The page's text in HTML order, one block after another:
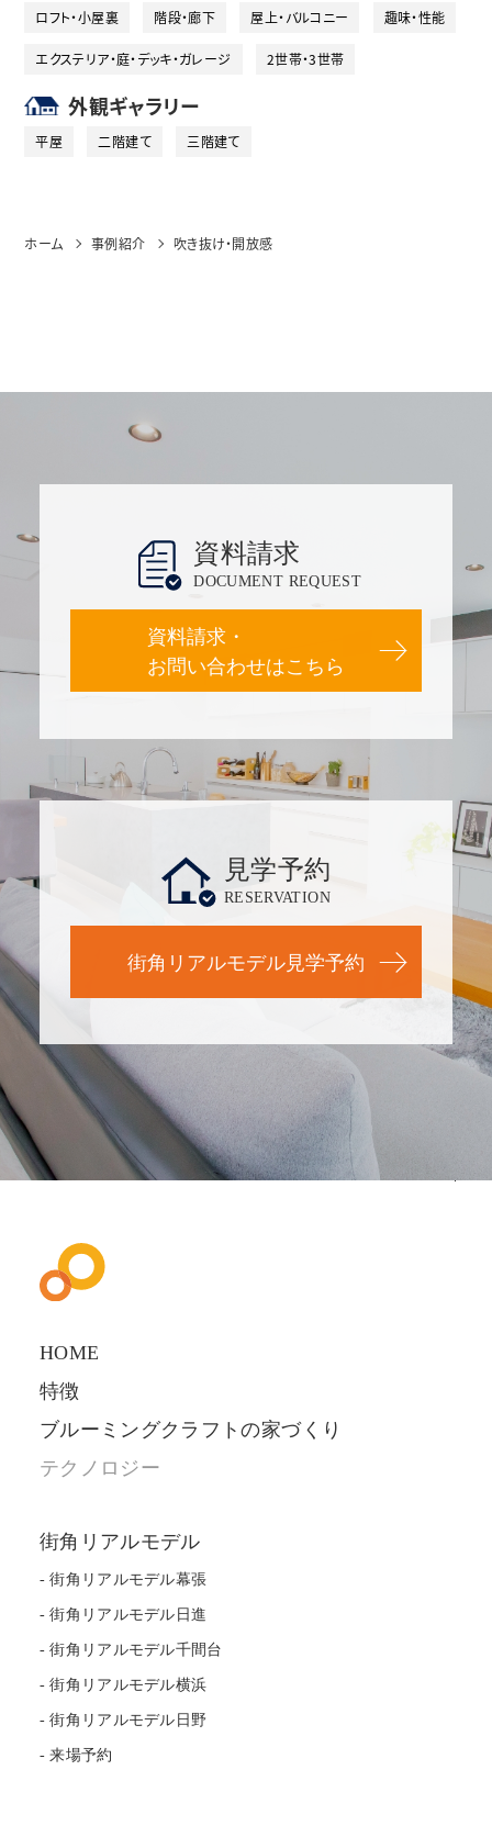
ロフト・小屋裏 階段・廊下 屋上・バルコニー 趣味・性能
エクステリア・庭・デッキ・ガレージ 2世帯・3世帯
外観ギャラリー
平屋 二階建て 三階建て
ホーム 事例紹介 吹き抜け・開放感
資料請求
DOCUMENT REQUEST
資料請求・
お問い合わせはこちら
見学予約
RESERVATION
街角リアルモデル見学予約
HOME
特徴
ブルーミングクラフトの家づくり
テクノロジー
街角リアルモデル
街角リアルモデル幕張
街角リアルモデル日進
街角リアルモデル千間台
街角リアルモデル横浜
街角リアルモデル日野
来場予約